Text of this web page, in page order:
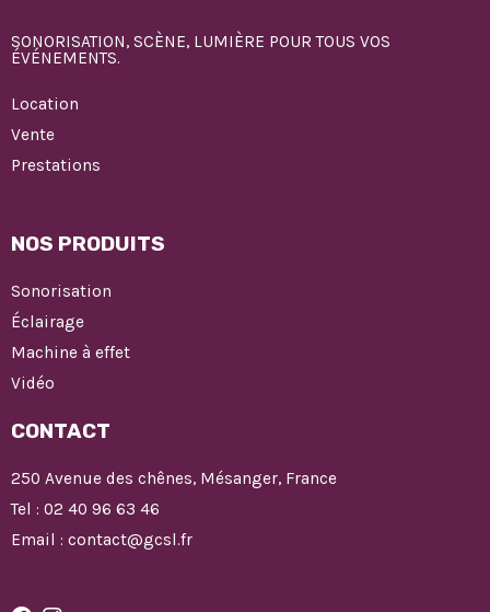
SONORISATION, SCÈNE, LUMIÈRE POUR TOUS VOS
ÉVÉNEMENTS.
Location
Vente
Prestations
NOS PRODUITS
Sonorisation
Éclairage
Machine à effet
Vidéo
CONTACT
250 Avenue des chênes, Mésanger, France
Tel : 02 40 96 63 46
Email : contact@gcsl.fr